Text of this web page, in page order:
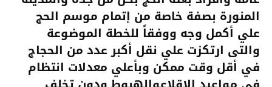
المنورة بصفة خاصة من إتمام موسم الحج
علي أكمل وجه ووفقاً للخطة الموضوعة
والتى ارتكزت علي نقل أكبر عدد من الحجاج
في أقل وقت ممكن وبأعلي معدلات انتظام